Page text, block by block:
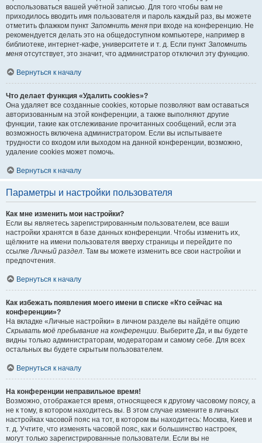
воспользоваться вашей учётной записью. Для того чтобы вам не
приходилось вводить имя пользователя и пароль каждый раз, вы можете
отметить флажком пункт Запомнить меня при входе на конференцию. Не
рекомендуется делать это на общедоступном компьютере, например в
библиотеке, интернет-кафе, университете и т. д. Если пункт Запомнить
меня отсутствует, это значит, что администратор отключил эту функцию.
Вернуться к началу
Что делает функция «Удалить cookies»?
Она удаляет все созданные cookies, которые позволяют вам оставаться
авторизованным на этой конференции, а также выполняют другие
функции, такие как отслеживание прочитанных сообщений, если эта
возможность включена администратором. Если вы испытываете
трудности со входом или выходом на данной конференции, возможно,
удаление cookies может помочь.
Вернуться к началу
Параметры и настройки пользователя
Как мне изменить мои настройки?
Если вы являетесь зарегистрированным пользователем, все ваши
настройки хранятся в базе данных конференции. Чтобы изменить их,
щёлкните на имени пользователя вверху страницы и перейдите по
ссылкеЛичный раздел. Там вы можете изменить все свои настройки и
предпочтения.
Вернуться к началу
Как избежать появления моего имени в списке «Кто сейчас на
конференции»?
На вкладке «Личные настройки» в личном разделе вы найдёте опцию
Скрывать моё пребывание на конференции. ВыберитеДа, и вы будете
видны только администраторам, модераторам и самому себе. Для всех
остальных вы будете скрытым пользователем.
Вернуться к началу
На конференции неправильное время!
Возможно, отображается время, относящееся к другому часовому поясу, а
не к тому, в котором находитесь вы. В этом случае измените в личных
настройках часовой пояс на тот, в котором вы находитесь: Москва, Киев и
т. д. Учтите, что изменять часовой пояс, как и большинство настроек,
могут только зарегистрированные пользователи. Если вы не